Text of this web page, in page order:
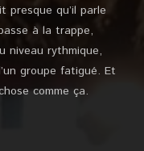
presque qu’il parle
à la trappe,
niveau rythmique,
groupe fatigué. Et
comme ça.